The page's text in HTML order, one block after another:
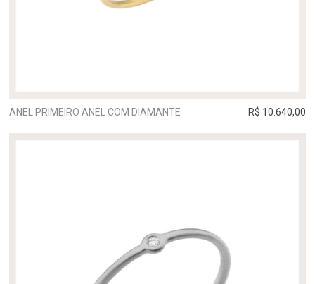
ANEL PRIMEIRO ANEL COM DIAMANTE R$ 10.640,00